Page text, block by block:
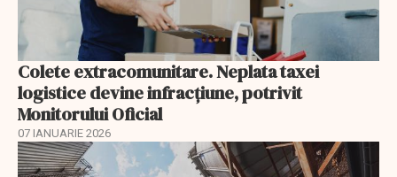
Colete extracomunitare. Neplata taxei
logistice devine infracțiune, potrivit
Monitorului Oficial
07 IANUARIE 2026